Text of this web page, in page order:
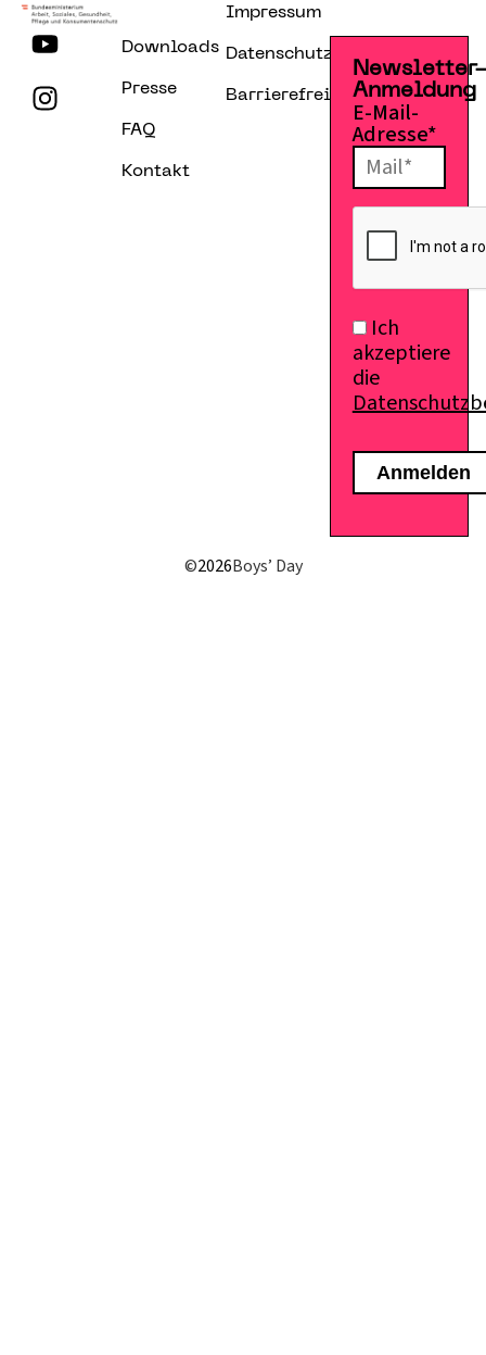
Downloads
Presse
FAQ
Kontakt
Impressum
Datenschutzerklärung
Barrierefreiheitserklärung
Anmeldung
E-Mail-
Adresse*
Ich
akzeptiere
die
©2026Boys’ Day